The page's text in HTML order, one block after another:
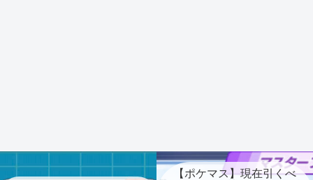
【ポケマス】現在引くべ